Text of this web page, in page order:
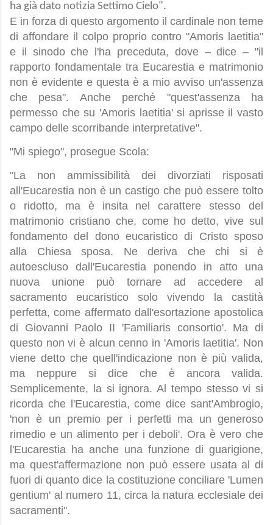
ha già dato notizia Settimo Cielo".
E in forza di questo argomento il cardinale non teme
di affondare il colpo proprio contro "Amoris laetitia"
e il sinodo che l'ha preceduta, dove – dice – "il
rapporto fondamentale tra Eucarestia e matrimonio
non è evidente e questa è a mio avviso un'assenza
che pesa". Anche perché "quest'assenza ha
permesso che su 'Amoris laetitia' si aprisse il vasto
campo delle scorribande interpretative".
"Mi spiego", prosegue Scola:
"La non ammissibilità dei divorziati risposati
all'Eucarestia non è un castigo che può essere tolto
o ridotto, ma è insita nel carattere stesso del
matrimonio cristiano che, come ho detto, vive sul
fondamento del dono eucaristico di Cristo sposo
alla Chiesa sposa. Ne deriva che chi si è
autoescluso dall'Eucarestia ponendo in atto una
nuova unione può tornare ad accedere al
sacramento eucaristico solo vivendo la castità
perfetta, come affermato dall'esortazione apostolica
di Giovanni Paolo II 'Familiaris consortio'. Ma di
questo non vi è alcun cenno in 'Amoris laetitia'. Non
viene detto che quell'indicazione non è più valida,
ma neppure si dice che è ancora valida.
Semplicemente, la si ignora. Al tempo stesso vi si
ricorda che l'Eucarestia, come dice sant'Ambrogio,
'non è un premio per i perfetti ma un generoso
rimedio e un alimento per i deboli'. Ora è vero che
l'Eucarestia ha anche una funzione di guarigione,
ma quest'affermazione non può essere usata al di
fuori di quanto dice la costituzione conciliare 'Lumen
gentium' al numero 11, circa la natura ecclesiale dei
sacramenti".